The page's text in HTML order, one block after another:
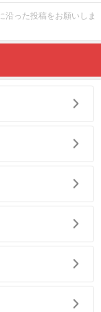
沿った投稿をお願いしま